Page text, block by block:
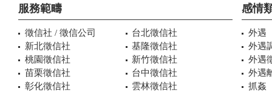
服務範疇
徵信社 / 徵信公司
台北徵信社
新北徵信社
基隆徵信社
桃園徵信社
新竹徵信社
苗栗徵信社
台中徵信社
彰化徵信社
雲林徵信社
感情
外遇
外遇
外遇
外遇
抓姦